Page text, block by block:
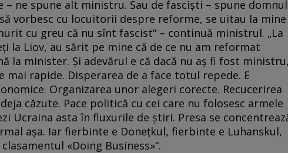
– ne spune alt ministru. Sau de fascişti – spune domnul
vorbesc cu locuitorii despre reforme, se uitau la mine
cu greu că nu sînt fascist“ – continuă ministrul. „La
la Liov, au sărit pe mine că de ce nu am reformat
la minister. Şi adevărul e că dacă nu aş fi fost
mai rapide. Disperarea de a face totul repede. E
Organizarea unor alegeri corecte. Recucerirea
căzute. Pace politică cu cei care nu folosesc armele
Ucraina asta în fluxurile de ştiri. Presa se
aşa. Iar fierbinte e Doneţkul, fierbinte e Luhanskul,
«Doing Business»“.